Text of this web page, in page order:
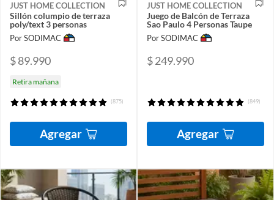
JUST HOME COLLECTION
Sillón columpio de terraza
poly/text 3 personas
Por SODIMAC
$ 89.990
Retira mañana
(875)
Agregar
JUST HOME COLLECTION
Juego de Balcón de Terraza
Sao Paulo 4 Personas Taupe
Por SODIMAC
$ 249.990
(849)
Agregar